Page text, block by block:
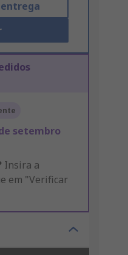
setembro
Insira a
em "Verificar